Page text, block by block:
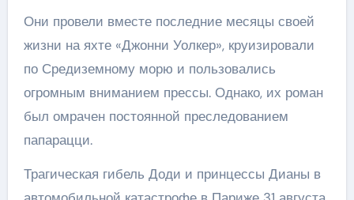
Они провели вместе последние месяцы своей
жизни на яхте «Джонни Уолкер», круизировали
по Средиземному морю и пользовались
огромным вниманием прессы. Однако, их роман
был омрачен постоянной преследованием
папарацци.
Трагическая гибель Доди и принцессы Дианы в